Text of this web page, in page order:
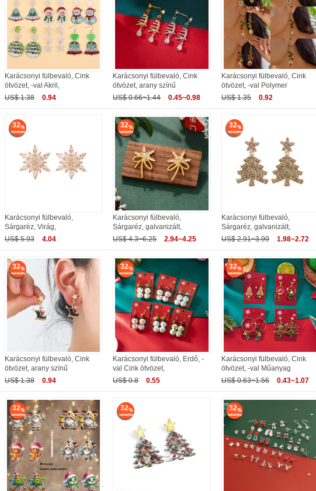
Karácsonyi fülbevaló, Cink
ötvözet, -val Akril,
US$ 1.38
0.94
Karácsonyi fülbevaló, Cink
ötvözet, arany színű
US$ 0.66~1.44
0.45~0.98
Karácsonyi fülbevaló, Cink
ötvözet, -val Polymer
US$ 1.35
0.92
32
Karácsonyi fülbevaló,
Sárgaréz, Virág,
US$ 5.93
4.04
32
Karácsonyi fülbevaló,
Sárgaréz, galvanizált,
US$ 4.3~6.25
2.94~4.25
32
Karácsonyi fülbevaló,
Sárgaréz, galvanizált,
US$ 2.91~3.99
1.98~2.72
32
Karácsonyi fülbevaló, Cink
ötvözet, arany színű
US$ 1.38
0.94
32
Karácsonyi fülbevaló, Erdő, -
val Cink ötvözet,
US$ 0.8
0.55
32
Karácsonyi fülbevaló, Cink
ötvözet, -val Műanyag
US$ 0.63~1.56
0.43~1.07
32 32 32